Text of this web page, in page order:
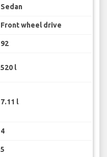
Sedan
Front wheel drive
92
520 l
7.11 l
4
5